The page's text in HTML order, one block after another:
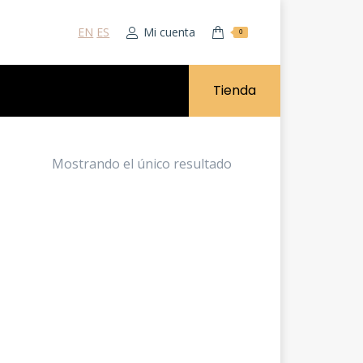
EN ES Mi cuenta 0
Tienda
Mostrando el único resultado